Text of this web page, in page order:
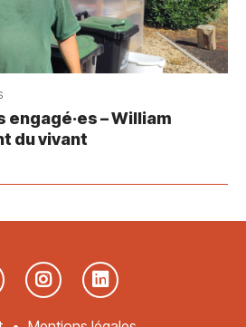
– William
du vivant